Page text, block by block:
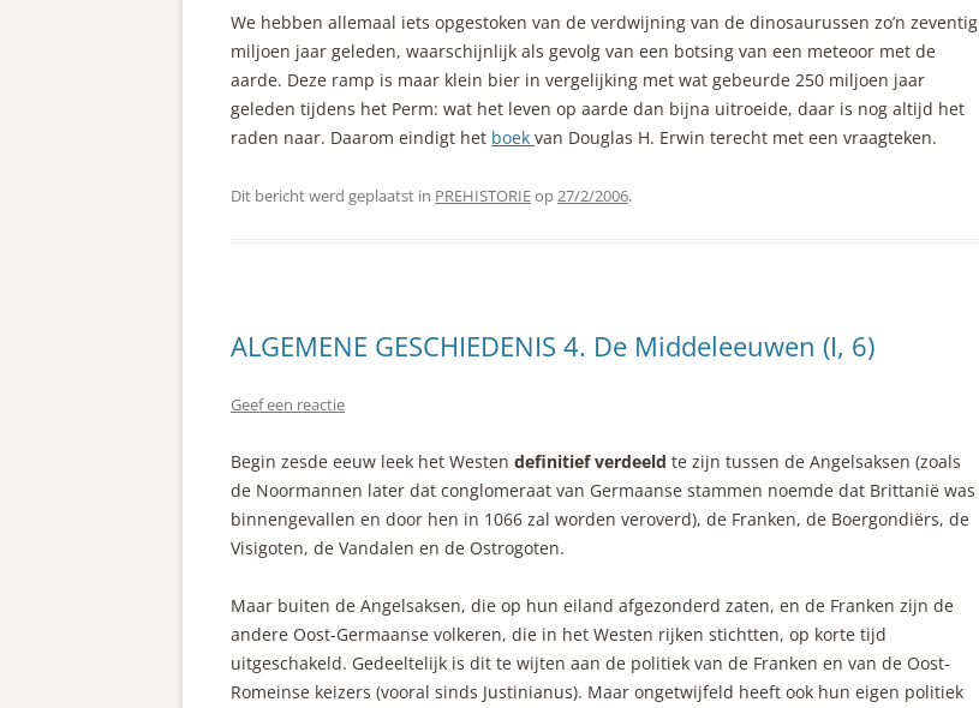
We hebben allemaal iets opgestoken van de verdwijning van de dinosaurussen zo’n zeventig
miljoen jaar geleden, waarschijnlijk als gevolg van een botsing van een meteoor met de
aarde. Deze ramp is maar klein bier in vergelijking met wat gebeurde 250 miljoen jaar
geleden tijdens het Perm: wat het leven op aarde dan bijna uitroeide, daar is nog altijd het
raden naar. Daarom eindigt het boek van Douglas H. Erwin terecht met een vraagteken.
Dit bericht werd geplaatst in PREHISTORIEop27/2/2006.
ALGEMENE GESCHIEDENIS 4. De Middeleeuwen (I, 6)
Geef een reactie
Begin zesde eeuw leek het Westen definitief verdeeld te zijn tussen de Angelsaksen (zoals
de Noormannen later dat conglomeraat van Germaanse stammen noemde dat Brittanië was
binnengevallen en door hen in 1066 zal worden veroverd), de Franken, de Boergondiërs, de
Visigoten, de Vandalen en de Ostrogoten.
Maar buiten de Angelsaksen, die op hun eiland afgezonderd zaten, en de Franken zijn de
andere Oost-Germaanse volkeren, die in het Westen rijken stichtten, op korte tijd
uitgeschakeld. Gedeeltelijk is dit te wijten aan de politiek van de Franken en van de Oost-
Romeinse keizers (vooral sinds Justinianus). Maar ongetwijfeld heeft ook hun eigen politiek